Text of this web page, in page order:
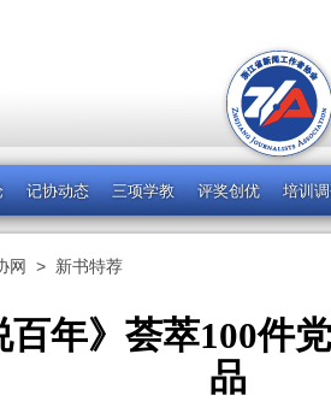
记协动态 三项学教 评奖创优 培训
网 > 新书特荐
百年》荟萃100件
品